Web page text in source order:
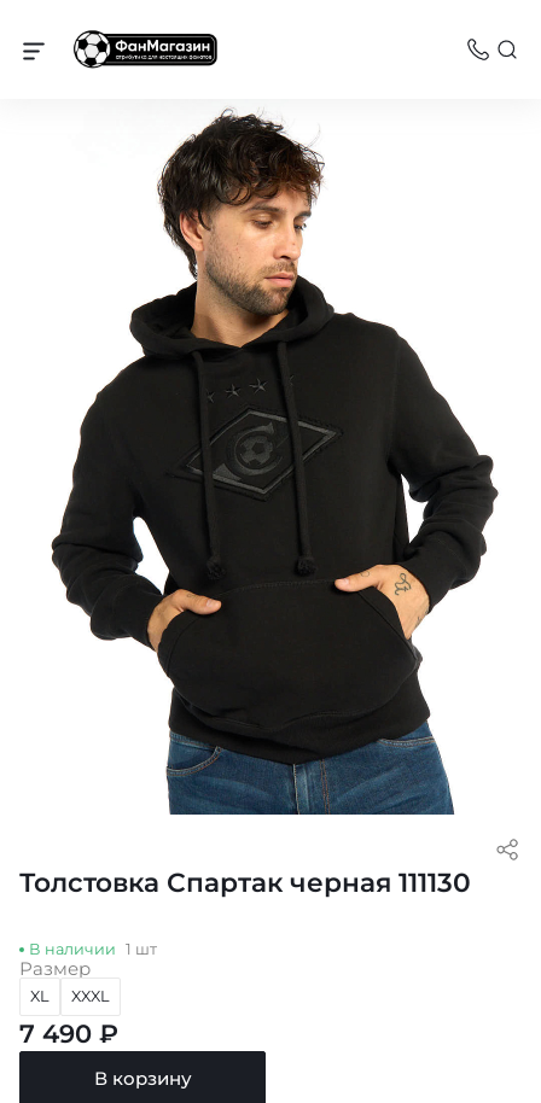
Спартак
Толстовка Спартак черная 111130
В наличии 1 шт
Размер
XL XXXL
7 490 ₽
В корзину